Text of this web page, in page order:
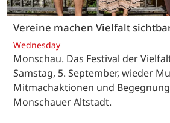
Vereine machen Vielfalt
Wednesday
Monschau. Das Festival der
Samstag, 5. September, wieder
Mitmachaktionen und
Monschauer Altstadt.